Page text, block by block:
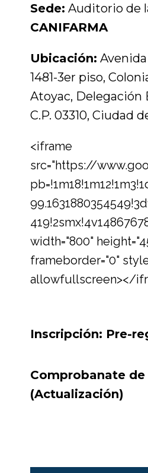
Sede: Auditorio de
CANIFARMA
Ubicación:
1481-3er piso,
Atoyac, Delegación
C.P. 03310, Ciudad
<iframe
src="https://
width="800"
frameborder="0"
allowfullscreen></
Inscripción: Pre-
Comprobanate
(Actualización)